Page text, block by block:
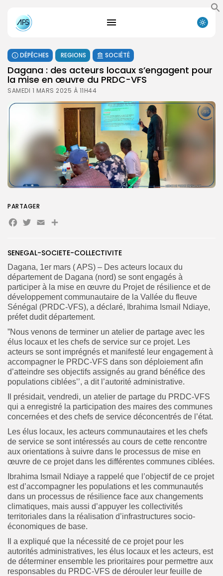
DÉPÊCHES REGIONS SOCIÉTÉ
Dagana : des acteurs locaux s’engagent pour
la mise en œuvre du PRDC-VFS
SAMEDI 1 MARS 2025 À 11H44
SENEGAL-SOCIETE-COLLECTIVITE
Dagana, 1er mars ( APS) – Des acteurs locaux du
département de Dagana (nord) se sont engagés à
participer à la mise en œuvre du Projet de résilience et de
développement communautaire de la Vallée du fleuve
Sénégal (PRDC-VFS), a déclaré, Ibrahima Ismail Ndiaye,
préfet dudit département.
”Nous venons de terminer un atelier de partage avec les
élus locaux et les chefs de service sur ce projet. Les
acteurs se sont imprégnés et manifesté leur engagement à
accompagner le PRDC-VFS dans son déploiement afin
d’atteindre ses objectifs assignés au grand bénéfice des
populations ciblées’’, a dit l’autorité administrative.
Il présidait, vendredi, un atelier de partage du PRDC-VFS
qui a enregistré la participation des maires des communes
concernées et des chefs de service déconcentrés de l’état.
Les élus locaux, les acteurs communautaires et les chefs
de service se sont intéressés au cours de cette rencontre
aux orientations à suivre dans le processus de mise en
œuvre de ce projet dans les différentes communes ciblées.
Ibrahima Ismail Ndiaye a rappelé que l’objectif de ce projet
est d’accompagner les populations et les communautés
dans un processus de résilience face aux changements
climatiques, mais aussi d’appuyer les collectivités
territoriales dans la réalisation d’infrastructures socio-
économiques de base.
Il a expliqué que la nécessité de ce projet pour les
autorités administratives, les élus locaux et les acteurs, est
de déterminer ensemble les prioritaires pour permettre aux
responsables du PRDC-VFS de dérouler leur feuille de
PARTAGER
Facebook
Twitter
EmailPartager